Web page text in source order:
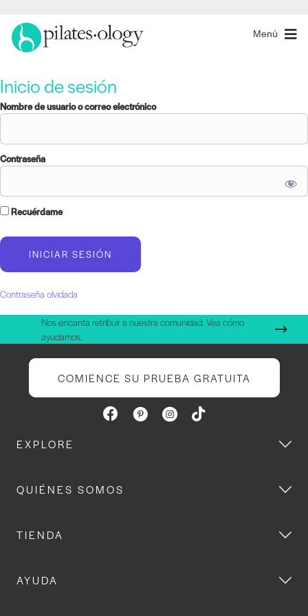
Menú
Inicio de sesión
Nombre de usuario o correo electrónico
Contraseña
Recuérdame
Contraseña olvidada
Nos encanta retribuir a nuestra comunidad. Vea cómo
ayudamos.
COMIENCE SU PRUEBA GRATUITA
EXPLORE
QUIÉNES SOMOS
TIENDA
AYUDA